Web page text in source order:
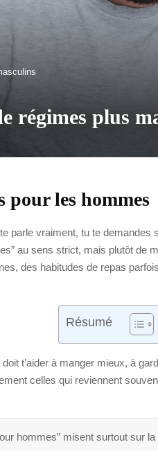
régimes plus
pour les hommes
parle vraiment, tu te
au sens strict, mais plutôt
des habitudes de repas
Résumé
t’aider à manger mieux, à
celles qui reviennent
hommes” misent surtout sur